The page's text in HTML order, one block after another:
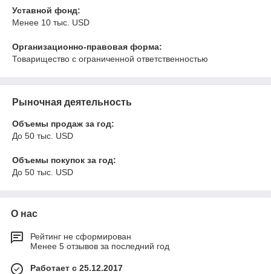
Уставной фонд:
Менее 10 тыс. USD
Организационно-правовая форма:
Товарищество с ограниченной ответственностью
Рыночная деятельность
Объемы продаж за год:
До 50 тыс. USD
Объемы покупок за год:
До 50 тыс. USD
О нас
Рейтинг не сформирован
Менее 5 отзывов за последний год
Работает с 25.12.2017